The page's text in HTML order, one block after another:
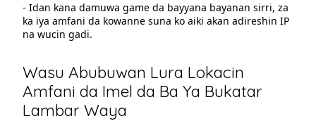
- Idan kana damuwa game da bayyana bayanan sirri, za
ka iya amfani da kowanne suna ko aiki akan adireshin IP
na wucin gadi.
Wasu Abubuwan Lura Lokacin
Amfani da Imel da Ba Ya Bukatar
Lambar Waya